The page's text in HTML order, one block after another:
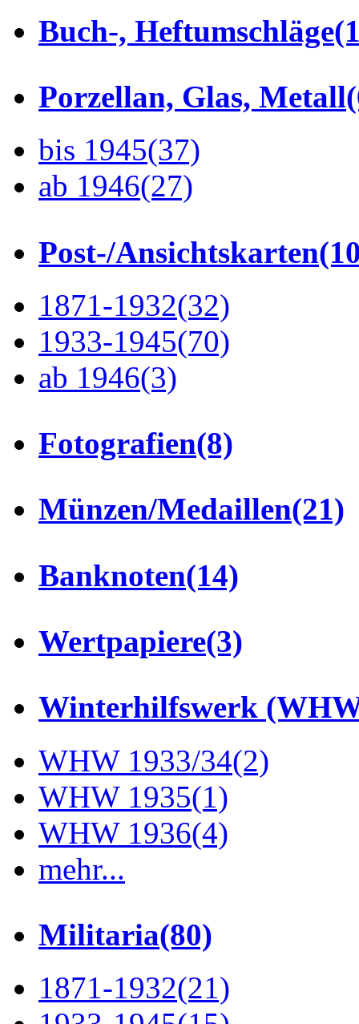
Buch-, Heftumschläge
Porzellan, Glas, Metall
bis 1945(37)
ab 1946(27)
Post-/Ansichtskarten
1871-1932(32)
1933-1945(70)
ab 1946(3)
Fotografien(8)
Münzen/Medaillen(21)
Banknoten(14)
Wertpapiere(3)
Winterhilfswerk
WHW 1933/34(2)
WHW 1935(1)
WHW 1936(4)
mehr...
Militaria(80)
1871-1932(21)